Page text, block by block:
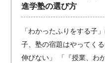
進学塾の選び方
「わかったふりをする子
子、塾の宿題はやってく
伸びない」 「『授業、わ